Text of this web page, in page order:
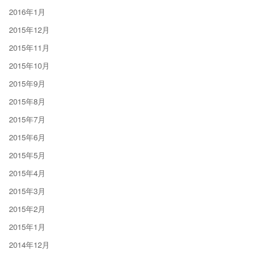
2016年1月
2015年12月
2015年11月
2015年10月
2015年9月
2015年8月
2015年7月
2015年6月
2015年5月
2015年4月
2015年3月
2015年2月
2015年1月
2014年12月